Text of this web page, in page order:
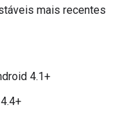
mais recentes
4.1+